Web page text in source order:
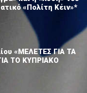
«Πολίτη Κέιν»*
«ΜΕΛΕΤΕΣ ΓΙΑ ΤΑ
ΤΟ ΚΥΠΡΙΑΚΟ